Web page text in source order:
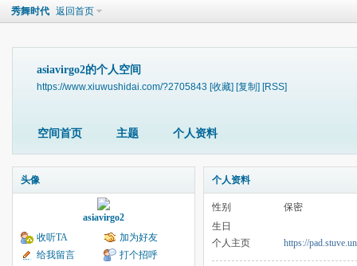
秀舞时代 返回首页
asiavirgo2的个人空间
https://www.xiuwushidai.com/?2705843 [收藏] [复制] [RSS]
空间首页 主题 个人资料
头像
asiavirgo2
收听TA
加为好友
给我留言
打个招呼
个人资料
性别
保密
生日
个人主页
https://